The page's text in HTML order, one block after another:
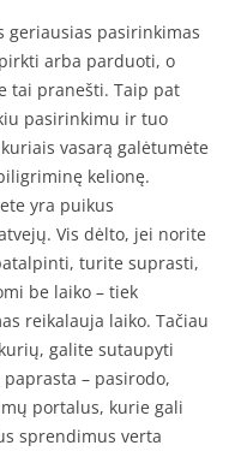
geriausias pasirinkimas
arba parduoti, o
tai pranešti. Taip pat
pasirinkimu ir tuo
vasarą galėtumėte
kelionę.
yra puikus
Vis dėlto, jei norite
turite suprasti,
be laiko – tiek
reikalauja laiko. Tačiau
galite sutaupyti
– pasirodo,
portalus, kurie gali
sprendimus verta